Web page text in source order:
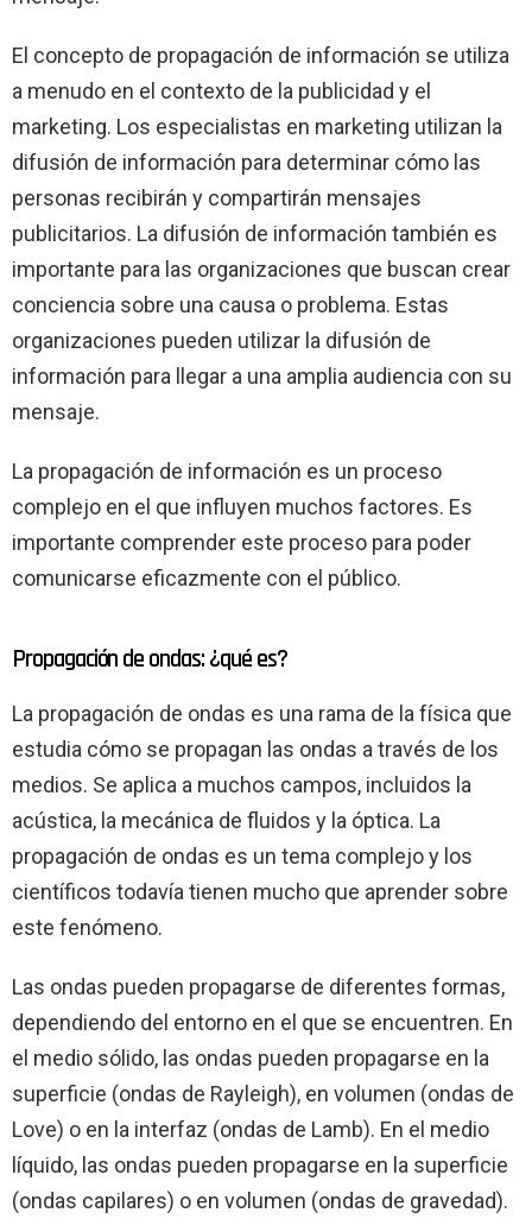
El concepto de propagación de información se utiliza
a menudo en el contexto de la publicidad y el
marketing. Los especialistas en marketing utilizan la
difusión de información para determinar cómo las
personas recibirán y compartirán mensajes
publicitarios. La difusión de información también es
importante para las organizaciones que buscan crear
conciencia sobre una causa o problema. Estas
organizaciones pueden utilizar la difusión de
información para llegar a una amplia audiencia con su
mensaje.
La propagación de información es un proceso
complejo en el que influyen muchos factores. Es
importante comprender este proceso para poder
comunicarse eficazmente con el público.
Propagación de ondas: ¿qué es?
La propagación de ondas es una rama de la física que
estudia cómo se propagan las ondas a través de los
medios. Se aplica a muchos campos, incluidos la
acústica, la mecánica de fluidos y la óptica. La
propagación de ondas es un tema complejo y los
científicos todavía tienen mucho que aprender sobre
este fenómeno.
Las ondas pueden propagarse de diferentes formas,
dependiendo del entorno en el que se encuentren. En
el medio sólido, las ondas pueden propagarse en la
superficie (ondas de Rayleigh), en volumen (ondas de
Love) o en la interfaz (ondas de Lamb). En el medio
líquido, las ondas pueden propagarse en la superficie
(ondas capilares) o en volumen (ondas de gravedad).